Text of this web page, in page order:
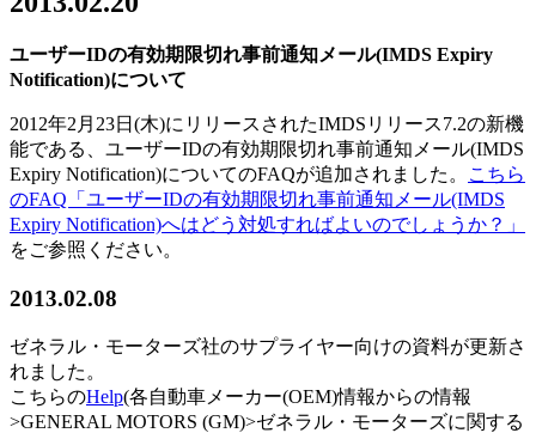
ユーザーIDの有効期限切れ事前通知メール(IMDS Expiry
Notification)について
2012年2月23日(木)にリリースされたIMDSリリース7.2の新機
能である、ユーザーIDの有効期限切れ事前通知メール(IMDS
Expiry Notification)についてのFAQが追加されました。
こちら
のFAQ「ユーザーIDの有効期限切れ事前通知メール(IMDS
Expiry Notification)へはどう対処すればよいのでしょうか？」
をご参照ください。
2013.02.08
ゼネラル・モーターズ社のサプライヤー向けの資料が更新さ
れました。
こちらのHelp(各自動車メーカー(OEM)情報からの情報
>GENERAL MOTORS (GM)>ゼネラル・モーターズに関する